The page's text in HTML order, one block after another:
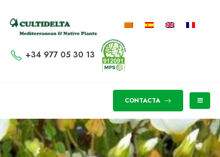
+34 977 05 30 13
CONTACTA